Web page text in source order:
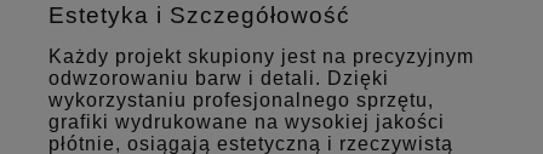
Estetyka i Szczegółowość
Każdy projekt skupiony jest na precyzyjnym
odwzorowaniu barw i detali. Dzięki
wykorzystaniu profesjonalnego sprzętu,
grafiki wydrukowane na wysokiej jakości
płótnie, osiągają estetyczną i rzeczywistą